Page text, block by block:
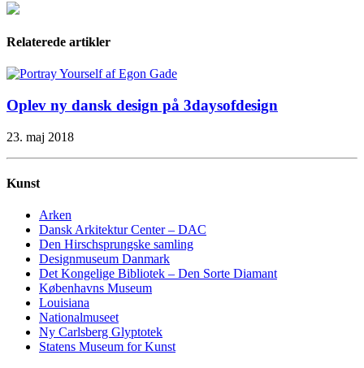
Relaterede artikler
Oplev ny dansk design på 3daysofdesign
23. maj 2018
Kunst
Arken
Dansk Arkitektur Center – DAC
Den Hirschsprungske samling
Designmuseum Danmark
Det Kongelige Bibliotek – Den Sorte Diamant
Københavns Museum
Louisiana
Nationalmuseet
Ny Carlsberg Glyptotek
Statens Museum for Kunst